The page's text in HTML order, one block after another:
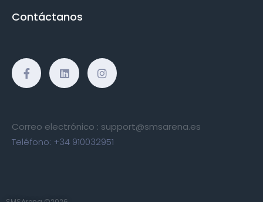
Contáctanos
Correo electrónico : support@smsarena.es
Teléfono: +34 910032951